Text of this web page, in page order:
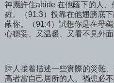
神應許住abide 在他蔭下的人
羅。（91:3）投靠在他翅膀底
蔽你。（91:4）試想你是在母
心穩妥、又温暖、又看不見外面
詩人接着描述一些實際的災難
高者當自己居所的人、禍患必